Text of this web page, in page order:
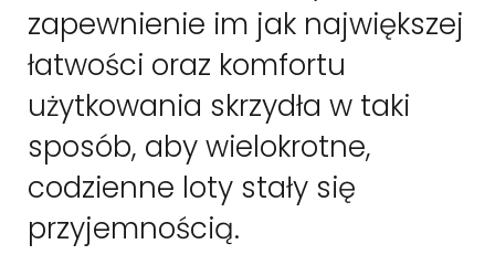
zapewnienie im jak największej
łatwości oraz komfortu
użytkowania skrzydła w taki
sposób, aby wielokrotne,
codzienne loty stały się
przyjemnością.